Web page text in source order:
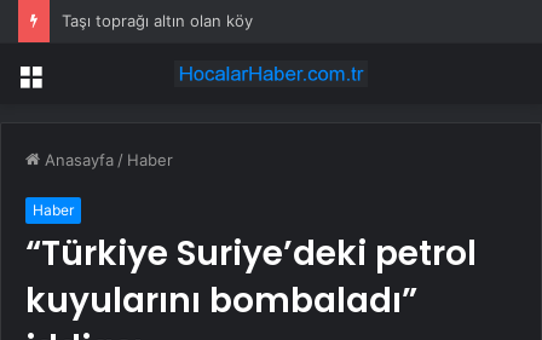
Taşı toprağı altın olan köy
Menü
Anasayfa / Haber
Haber
“Türkiye Suriye’deki petrol
kuyularını bombaladı”